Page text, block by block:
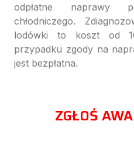
odpłatne naprawy
chłodniczego.
lodówki to koszt od
przypadku zgody na
jest bezpłatna.
ZGŁOŚ